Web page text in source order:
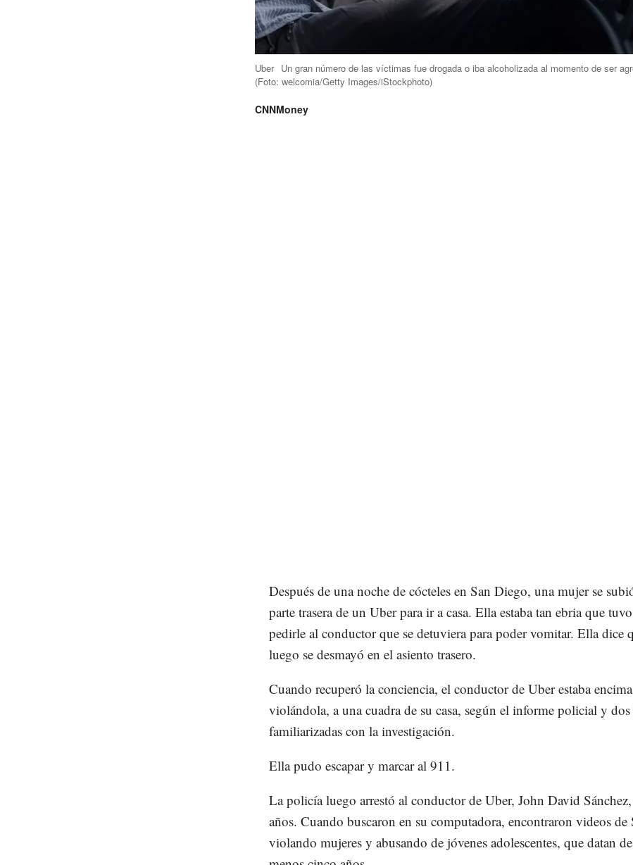
Uber Un gran número de las víctimas fue drogada o iba alcoholizada al momento de ser
(Foto: welcomia/Getty Images/iStockphoto)
CNNMoney
Después de una noche de cócteles en San Diego, una mujer se
parte trasera de un Uber para ir a casa. Ella estaba tan ebria que
pedirle al conductor que se detuviera para poder vomitar. Ella dice
luego se desmayó en el asiento trasero.
Cuando recuperó la conciencia, el conductor de Uber estaba
violándola, a una cuadra de su casa, según el informe policial y dos
familiarizadas con la investigación.
Ella pudo escapar y marcar al 911.
La policía luego arrestó al conductor de Uber, John David
años. Cuando buscaron en su computadora, encontraron videos de
violando mujeres y abusando de jóvenes adolescentes, que datan